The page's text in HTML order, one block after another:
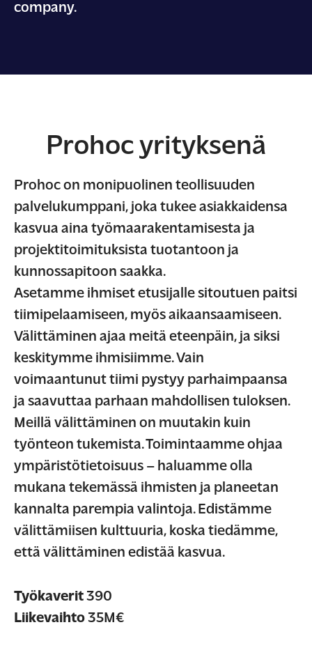
company.
Prohoc yrityksenä
Prohoc on monipuolinen teollisuuden
palvelukumppani, joka tukee asiakkaidensa
kasvua aina työmaarakentamisesta ja
projektitoimituksista tuotantoon ja
kunnossapitoon saakka.
Asetamme ihmiset etusijalle sitoutuen paitsi
tiimipelaamiseen, myös aikaansaamiseen.
Välittäminen ajaa meitä eteenpäin, ja siksi
keskitymme ihmisiimme. Vain
voimaantunut tiimi pystyy parhaimpaansa
ja saavuttaa parhaan mahdollisen tuloksen.
Meillä välittäminen on muutakin kuin
työnteon tukemista. Toimintaamme ohjaa
ympäristötietoisuus – haluamme olla
mukana tekemässä ihmisten ja planeetan
kannalta parempia valintoja. Edistämme
välittämiisen kulttuuria, koska tiedämme,
että välittäminen edistää kasvua.
Työkaverit390
Liikevaihto35M€